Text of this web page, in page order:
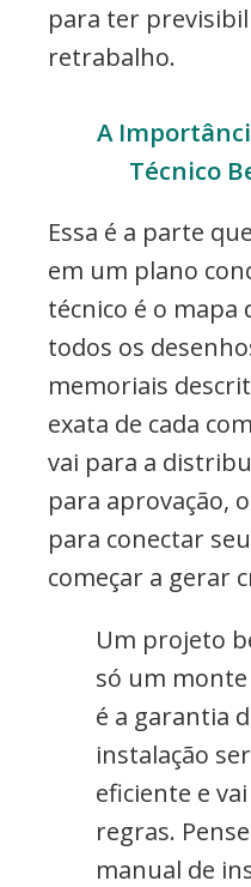
para ter
retrabalho.
A
Técnico
Essa é a parte
em um plano
técnico é o mapa
todos os
memoriais
exata de cada
vai para a
para aprovação,
para conectar
começar a gerar
Um projeto
só um monte
é a garantia
instalação
eficiente e
regras.
manual de